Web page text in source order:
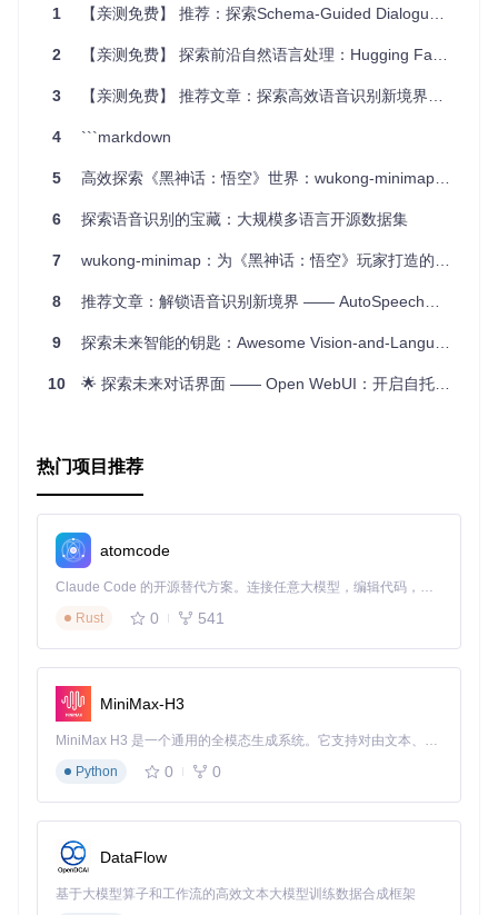
项目特点
多样性：涵盖多种领域和场景的丰富数据集，适合多种对
标准化：统一的数据预处理流程，便于比较不同模型的表
可扩展性：提供训练脚本和基线模型，方便研究人员添加
社区驱动：通过EvalAI的公共排行榜，鼓励竞争和合作，
推动对话系统的研究进步。
者还是企业开发团队，都可以在这个平台上挖掘对话AI的潜
LUE无疑是你的不二之选。现在就加入我们，一起探索对话智
1 【亲测免费】 推荐：探索Schema-Guided Dialogue Dataset - 打造强大虚拟助手的钥匙
2 【亲测免费】 探索前沿自然语言处理：Hugging Face 的 TRL 库
3 【亲测免费】 推荐文章：探索高效语音识别新境界——基于ECAPA-TDNN的开源实现
4 ```markdown
5 高效探索《黑神话：悟空》世界：wukong-minimap智能导航插件全解析
6 探索语音识别的宝藏：大规模多语言开源数据集
7 wukong-minimap：为《黑神话：悟空》玩家打造的实时导航解决方案
8 推荐文章：解锁语音识别新境界 —— AutoSpeech，神经架构搜索在说话人识别中的突破
9 探索未来智能的钥匙：Awesome Vision-and-Language Navigation
10 🌟 探索未来对话界面 —— Open WebUI：开启自托管WebUI新纪元 🌟
热门项目推荐
atomcode
Claude Code 的开源替代方案。连接任意大模型，编辑代码，运行命令，自动验证 — 全自动执行。用 Rust 构建，极致性能。 ｜ An open-source alternative to Claude Code. Connect any LLM, edit code, run commands, and verify changes — autonomously. Built in Rust for speed. Get Started
Rust
0 541
MiniMax-H3
MiniMax H3 是一个通用的全模态生成系统。它支持对由文本、图像、视频和音频组成的多模态上下文进行统一理解，并能生成分辨率高达 2K、时长可达 15 秒的带原生立体声音频的视频。得益于面向任务泛化的系统设计，H3 在预训练阶段就已具备广泛的多模态上下文理解与生成能力，能够出色地执行复杂的多模态指令。
Python
0 0
DataFlow
基于大模型算子和工作流的高效文本大模型训练数据合成框架